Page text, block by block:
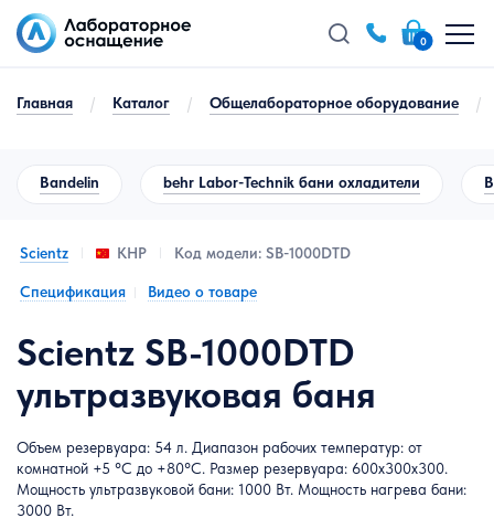
0
Главная / Каталог / Общелабораторное оборудование /
Bandelin behr Labor-Technik бани охладители
Scientz КНР Код модели: SB-1000DTD
Спецификация Видео о товаре
Scientz SB-1000DTD
ультразвуковая баня
Объем резервуара: 54 л. Диапазон рабочих температур: от
комнатной +5 °С до +80°C. Размер резервуара: 600x300x300.
Мощность ультразвуковой бани: 1000 Вт. Мощность нагрева бани:
3000 Вт.